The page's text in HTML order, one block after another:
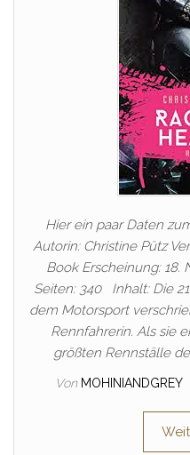
Hier ein paar Daten
Autorin: Christine Pütz
Book Erscheinung: 18.
Seiten: 340 Inhalt: Die
dem Motorsport
Rennfahrerin. Als sie
größten Rennställe
Von MOHINIANDGREY